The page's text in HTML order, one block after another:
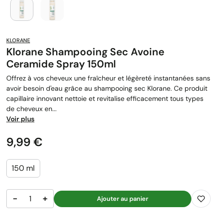
KLORANE
Klorane Shampooing Sec Avoine
Ceramide Spray 150ml
Offrez à vos cheveux une fraîcheur et légèreté instantanées sans
avoir besoin d'eau grâce au shampooing sec Klorane. Ce produit
capillaire innovant nettoie et revitalise efficacement tous types
de cheveux en...
Voir plus
Prix
9,99 €
150 ml
− + Ajouter au panier